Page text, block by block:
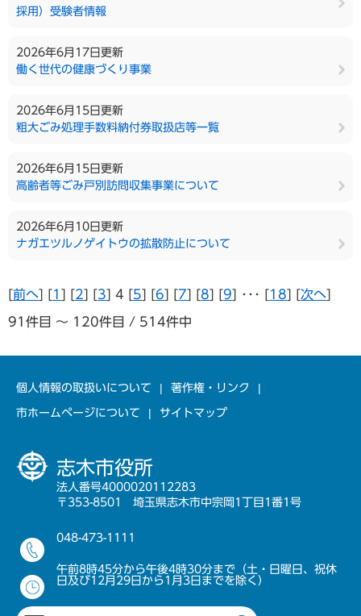
採用）受験者情報
2026年6月17日更新
働く世代の健康づくり事業
2026年6月15日更新
粗大ごみ処理手数料納付券取扱店等一覧
2026年6月15日更新
高齢者等ごみ戸別訪問収集事業について
2026年6月10日更新
ナガエツルノゲイトウの拡散防止について
[前へ] [1 ] [2] [3] 4 [5] [6] [7] [8] [9] ･･･ [18] [次へ]
91件目 ～ 120件目 / 514件中
個人情報の取扱いについて 著作権・リンク
市ホームページについて サイトマップ
志木市役所
法人番号4000020112283
〒353-8501 埼玉県志木市中宗岡1丁目1番1号
048-473-1111
午前8時45分から午後4時30分まで（土・日曜日、祝休
日及び12月29日から1月3日までを除く）